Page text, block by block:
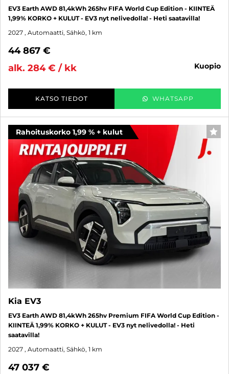
EV3 Earth AWD 81,4kWh 265hv FIFA World Cup Edition - KIINTEÄ
1,99% KORKO + KULUT - EV3 nyt nelivedolla! - Heti saatavilla!
2027 , Automaatti, Sähkö, 1 km
44 867 €
alk. 284 € / kk
kuopio
KATSO TIEDOT WHATSAPP
Rahoituskorko 1,99 % + kulut
Kia EV3
EV3 Earth AWD 81,4kWh 265hv Premium FIFA World Cup Edition -
KIINTEÄ 1,99% KORKO + KULUT - EV3 nyt nelivedolla! - Heti
saatavilla!
2027 , Automaatti, Sähkö, 1 km
47 037 €